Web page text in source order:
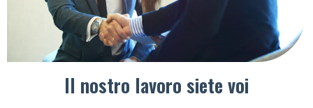
Il nostro lavoro siete voi